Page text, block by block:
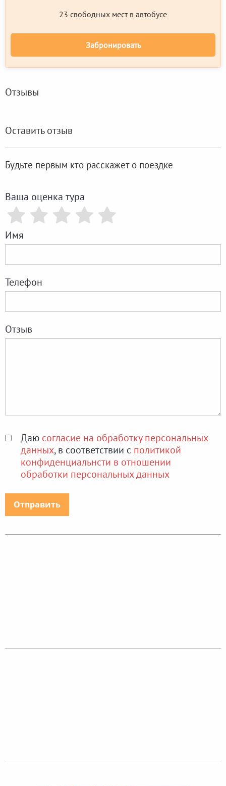
23 свободных мест в автобусе
Забронировать
Отзывы
Оставить отзыв
Будьте первым кто расскажет о поездке
Ваша оценка тура
Имя
Телефон
Отзыв
Даю согласие на обработку персональных
данных, в соответствии с политикой
конфиденциальнсти в отношении
обработки персональных данных